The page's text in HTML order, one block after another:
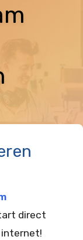
direct
internet!